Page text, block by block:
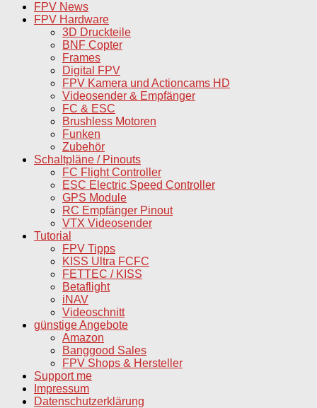
FPV News
FPV Hardware
3D Druckteile
BNF Copter
Frames
Digital FPV
FPV Kamera und Actioncams HD
Videosender & Empfänger
FC & ESC
Brushless Motoren
Funken
Zubehör
Schaltpläne / Pinouts
FC Flight Controller
ESC Electric Speed Controller
GPS Module
RC Empfänger Pinout
VTX Videosender
Tutorial
FPV Tipps
KISS Ultra FCFC
FETTEC / KISS
Betaflight
iNAV
Videoschnitt
günstige Angebote
Amazon
Banggood Sales
FPV Shops & Hersteller
Support me
Impressum
Datenschutzerklärung